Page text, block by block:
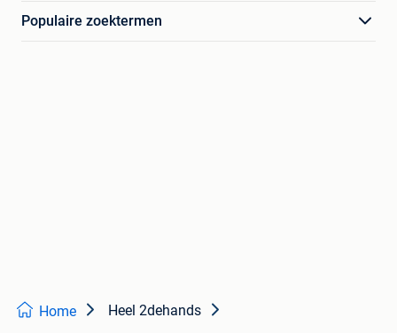
Populaire zoektermen
Home Heel 2dehands